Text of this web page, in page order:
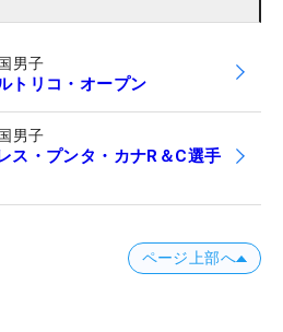
男子
トリコ・オープン
男子
ス・プンタ・カナR＆C選手
ページ上部へ